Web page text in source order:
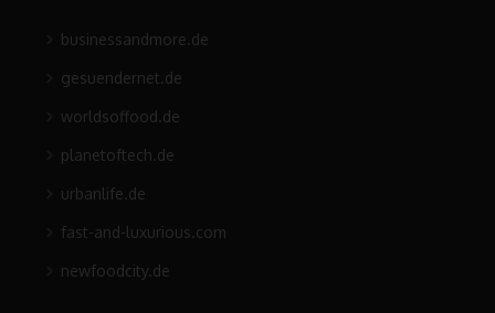
businessandmore.de
gesuendernet.de
worldsoffood.de
planetoftech.de
urbanlife.de
fast-and-luxurious.com
newfoodcity.de